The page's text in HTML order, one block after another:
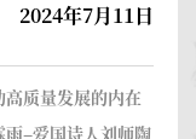
2024年7月11日
质量发展的内在
–爱国诗人刘师陶